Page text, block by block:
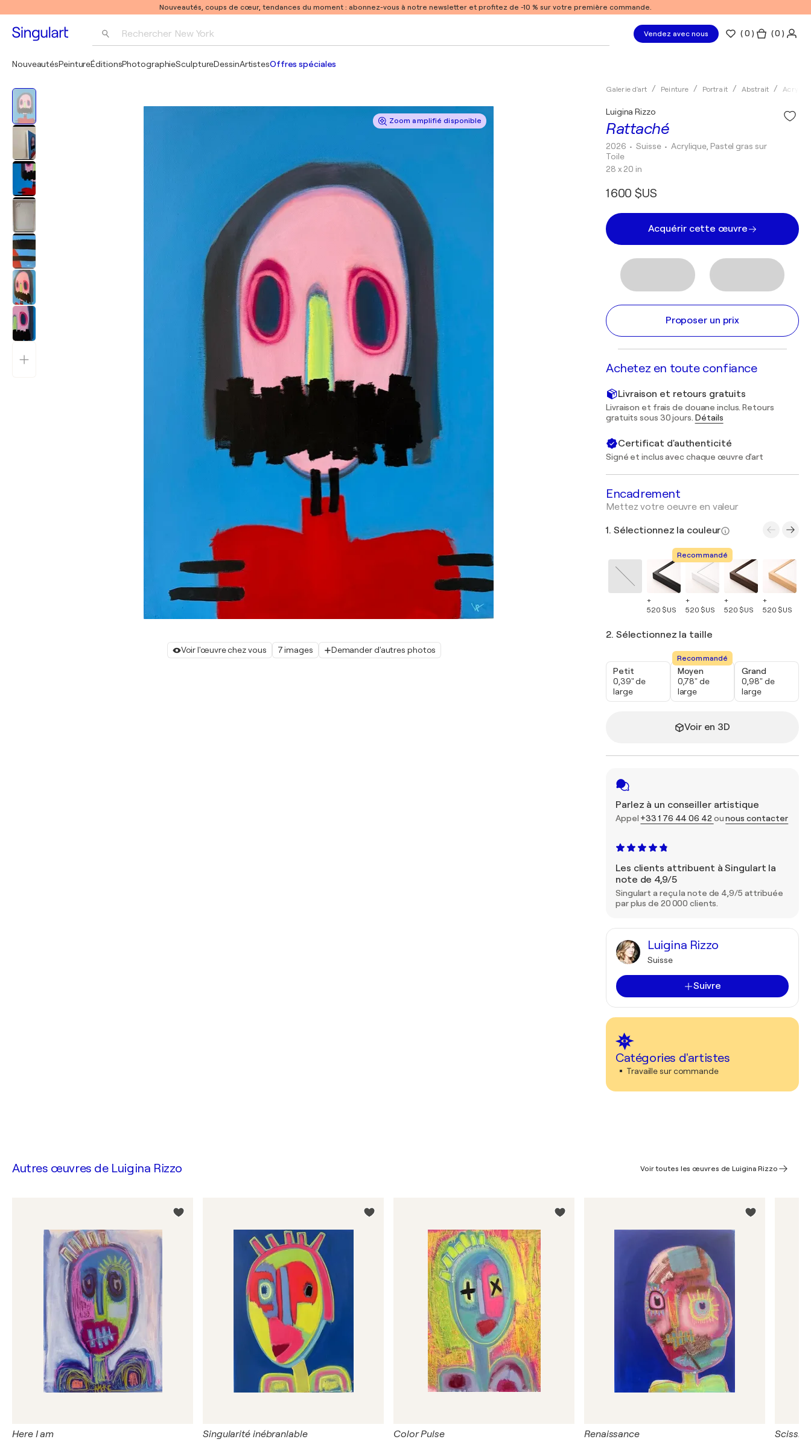
Nouveautés, coups de cœur, tendances du moment : abonnez-vous à notre newsletter et profitez de -10 % sur votre première commande.
Rechercher New York
Pablo Picasso
Vendez avec nous (0 ) ( 0 )
NouveautésPeintureÉditionsPhotographieSculptureDessinArtistesOffres spéciales
Zoom amplifié disponible
Voir l'œuvre chez vous 7 images Demander d'autres photos
Galerie d'art Peinture Portrait Abstrait
Rattaché
Luigina Rizzo
2026 • Suisse •Acrylique, Pastel gras sur
Toile
28 x 20 in
1 600 $US
Acquérir cette œuvre
Proposer un prix
Achetez en toute confiance
Livraison et retours gratuits
Livraison et frais de douane inclus. Retours
gratuits sous 30 jours. Détails
Certificat d'authenticité
Signé et inclus avec chaque œuvre d'art
Encadrement
Mettez votre oeuvre en valeur
1. Sélectionnez la couleur
+
520 $US
Recommandé
+
520 $US
+
520 $US
+
520 $US
2. Sélectionnez la taille
Petit
0,39" de
large
Recommandé
Moyen
0,78" de
large
Grand
0,98" de
large
Voir en 3D
Parlez à un conseiller artistique
Appel +33 1 76 44 06 42 ounous contacter
Les clients attribuent à Singulart la
note de 4,9/5
Singulart a reçu la note de 4,9/5 attribuée
par plus de 20 000 clients.
Luigina Rizzo
Suisse
Suivre
Catégories d'artistes
Travaille sur commande
Autres œuvres de Luigina Rizzo Voir toutes les œuvres de Luigina Rizzo
Here I am Singularité inébranlable Color Pulse Renaissance